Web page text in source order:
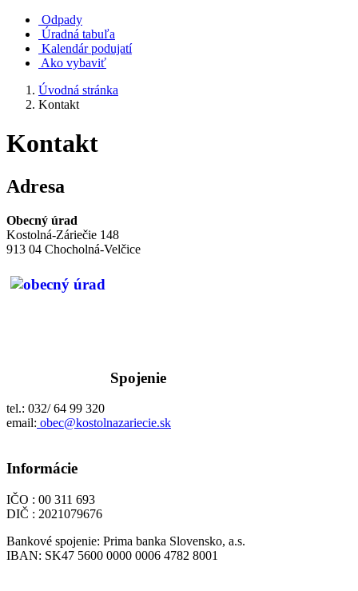
Odpady
Úradná tabuľa
Kalendár podujatí
Ako vybaviť
Úvodná stránka
Kontakt
Kontakt
Adresa
Obecný úrad
Kostolná-Záriečie 148
913 04 Chocholná-Velčice
Spojenie
tel.: 032/ 64 99 320
email: obec@kostolnazariecie.sk
Informácie
IČO : 00 311 693
DIČ : 2021079676
Bankové spojenie: Prima banka Slovensko, a.s.
IBAN: SK47 5600 0000 0006 4782 8001